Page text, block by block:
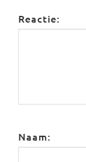
Reactie:
Naam: